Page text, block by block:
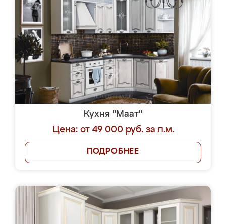
Кухня "Маат"
Цена: от 49 000 руб. за п.м.
ПОДРОБНЕЕ